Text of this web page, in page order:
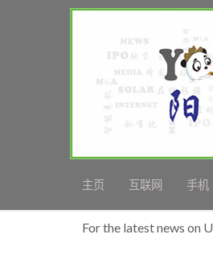
主页 互联网 手机
For the latest news on